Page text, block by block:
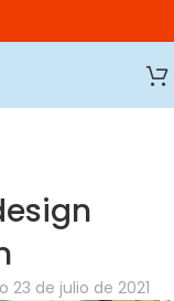
23 de julio de 2021